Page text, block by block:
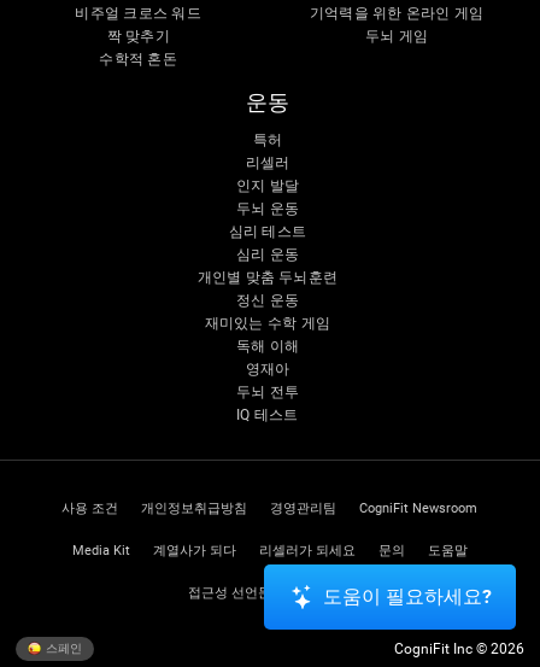
비주얼 크로스 워드
짝 맞추기
수학적 혼돈
기억력을 위한 온라인 게임
두뇌 게임
운동
특허
리셀러
인지 발달
두뇌 운동
심리 테스트
심리 운동
개인별 맞춤 두뇌훈련
정신 운동
재미있는 수학 게임
독해 이해
영재아
두뇌 전투
IQ 테스트
사용 조건 개인정보취급방침 경영관리팀 CogniFit Newsroom
Media Kit 계열사가 되다 리셀러가 되세요 문의 도움말
접근성 선언문 신뢰 센터
스페인 CogniFit Inc © 2026
도움이 필요하세요?